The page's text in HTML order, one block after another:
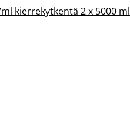
ml kierrekytkentä 2 x 5000 ml